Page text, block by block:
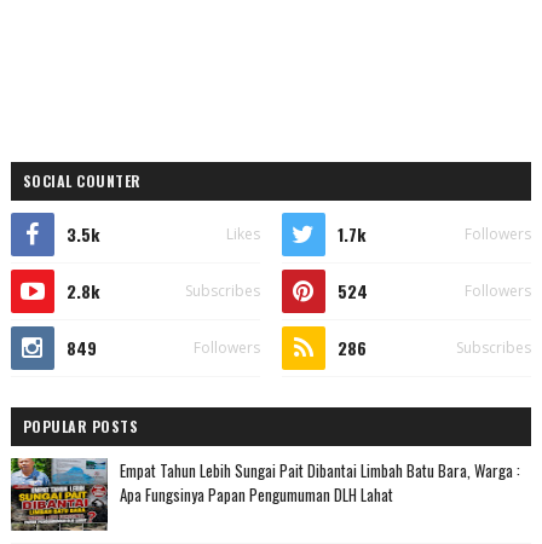
SOCIAL COUNTER
3.5k Likes 1.7k Followers
2.8k Subscribes 524 Followers
849 Followers 286 Subscribes
POPULAR POSTS
Empat Tahun Lebih Sungai Pait Dibantai Limbah Batu Bara, Warga :
Apa Fungsinya Papan Pengumuman DLH Lahat